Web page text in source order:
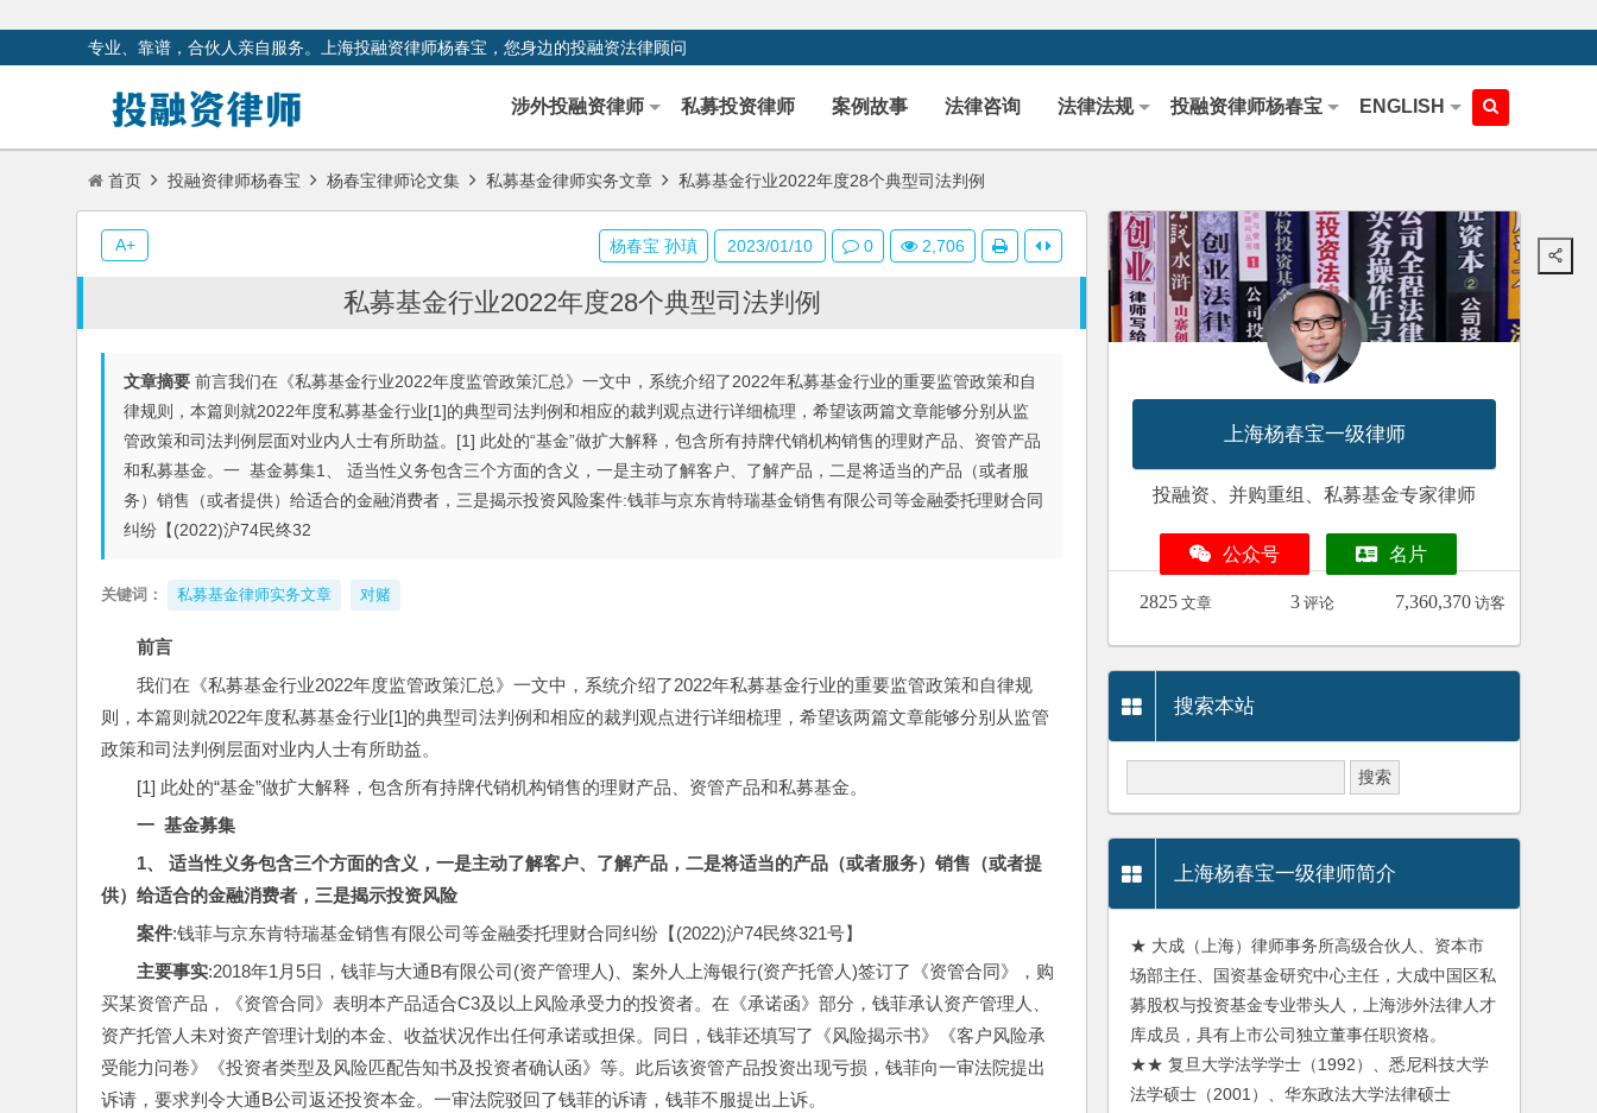
专业、靠谱，合伙人亲自服务。上海投融资律师杨春宝，您身边的投融资法律顾问
涉外投融资律师 私募投资律师 案例故事 法律咨询 法律法规 投融资律师杨春宝 ENGLISH
首页 投融资律师杨春宝 杨春宝律师论文集 私募基金律师实务文章 私募基金行业2022年度28个典型司法判例
私募基金行业2022年度28个典型司法判例
文章摘要 前言我们在《私募基金行业2022年度监管政策汇总》一文中，系统介绍了2022年私募基金行业的重要监管政策和自
律规则，本篇则就2022年度私募基金行业[1]的典型司法判例和相应的裁判观点进行详细梳理，希望该两篇文章能够分别从监
管政策和司法判例层面对业内人士有所助益。[1] 此处的“基金”做扩大解释，包含所有持牌代销机构销售的理财产品、资管产品
和私募基金。一 基金募集1、 适当性义务包含三个方面的含义，一是主动了解客户、了解产品，二是将适当的产品（或者服
务）销售（或者提供）给适合的金融消费者，三是揭示投资风险案件:钱菲与京东肯特瑞基金销售有限公司等金融委托理财合同
纠纷【(2022)沪74民终32
关键词： 私募基金律师实务文章 对赌
前言
我们在《私募基金行业2022年度监管政策汇总》一文中，系统介绍了2022年私募基金行业的重要监管政策和自律规
则，本篇则就2022年度私募基金行业[1]的典型司法判例和相应的裁判观点进行详细梳理，希望该两篇文章能够分别从监管
政策和司法判例层面对业内人士有所助益。
[1] 此处的“基金”做扩大解释，包含所有持牌代销机构销售的理财产品、资管产品和私募基金。
一 基金募集
1、 适当性义务包含三个方面的含义，一是主动了解客户、了解产品，二是将适当的产品（或者服务）销售（或者提
供）给适合的金融消费者，三是揭示投资风险
案件:钱菲与京东肯特瑞基金销售有限公司等金融委托理财合同纠纷【(2022)沪74民终321号】
主要事实:2018年1月5日，钱菲与大通B有限公司(资产管理人)、案外人上海银行(资产托管人)签订了《资管合同》，购
买某资管产品，《资管合同》表明本产品适合C3及以上风险承受力的投资者。在《承诺函》部分，钱菲承认资产管理人、
资产托管人未对资产管理计划的本金、收益状况作出任何承诺或担保。同日，钱菲还填写了《风险揭示书》《客户风险承
受能力问卷》《投资者类型及风险匹配告知书及投资者确认函》等。此后该资管产品投资出现亏损，钱菲向一审法院提出
诉请，要求判令大通B公司返还投资本金。一审法院驳回了钱菲的诉请，钱菲不服提出上诉。
杨春宝 孙瑱 2023/01/10 0 2,706
A+
上海杨春宝一级律师
投融资、并购重组、私募基金专家律师
公众号 名片
2825 文章 3 评论 7,360,370 访客
搜索本站
上海杨春宝一级律师简介
★ 大成（上海）律师事务所高级合伙人、资本市
场部主任、国资基金研究中心主任，大成中国区私
募股权与投资基金专业带头人，上海涉外法律人才
库成员，具有上市公司独立董事任职资格。
★★ 复旦大学法学学士（1992）、悉尼科技大学
法学硕士（2001）、华东政法大学法律硕士